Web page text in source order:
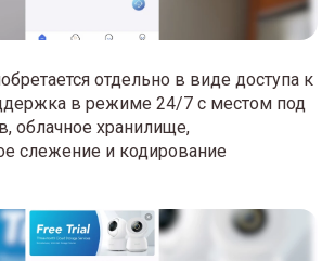
отдельно в виде доступа к
в режиме 24/7 с местом под
облачное хранилище,
слежение и кодирование